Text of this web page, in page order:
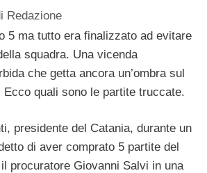
Redazione
5 ma tutto era finalizzato ad evitare
squadra. Una vicenda
che getta ancora un’ombra sul
Ecco quali sono le partite truccate.
presidente del Catania, durante un
di aver comprato 5 partite del
procuratore Giovanni Salvi in una